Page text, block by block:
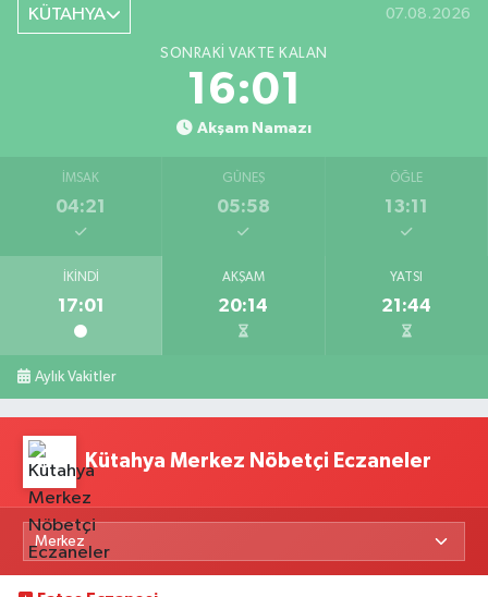
KÜTAHYA 07.08.2026
SONRAKI VAKTE KALAN
16:00
Akşam Namazı
İMSAK
04:21
GÜNEŞ
05:58
ÖĞLE
13:11
İKINDI
17:01
AKŞAM
20:14
YATSI
21:44
Aylık Vakitler
Kütahya Merkez Nöbetçi Eczaneler